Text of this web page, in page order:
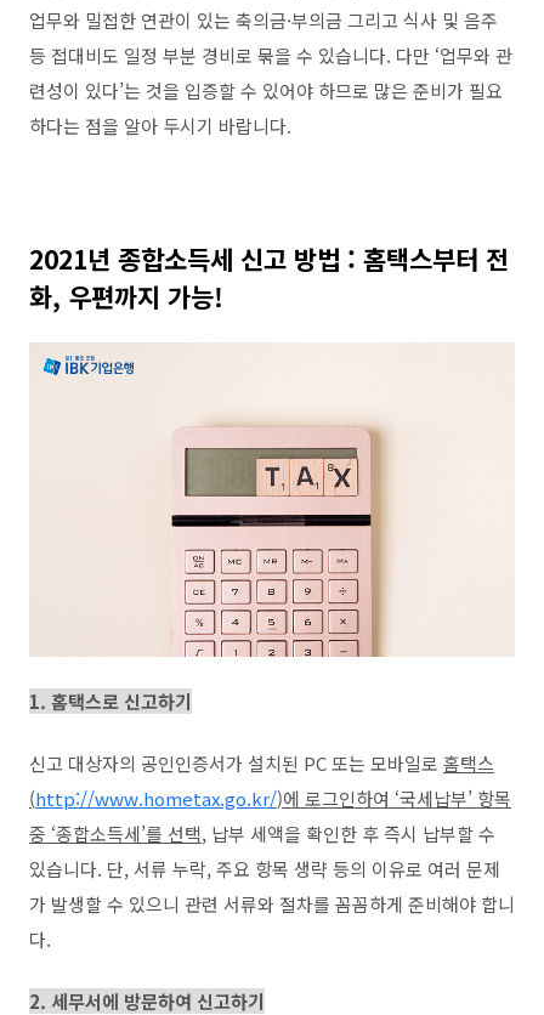
업무와 밀접한 연관이 있는 축의금·부의금 그리고 식사 및 음주
등 접대비도 일정 부분 경비로 묶을 수 있습니다. 다만 ‘업무와 관
련성이 있다’는 것을 입증할 수 있어야 하므로 많은 준비가 필요
하다는 점을 알아 두시기 바랍니다.
2021년 종합소득세 신고 방법 : 홈택스부터 전
화, 우편까지 가능!
1. 홈택스로 신고하기
신고 대상자의 공인인증서가 설치된 PC또는 모바일로 홈택스
(http://www.hometax.go.kr/)에 로그인하여 ‘국세납부’ 항목
중 ‘종합소득세’를 선택, 납부 세액을 확인한 후 즉시 납부할 수
있습니다. 단,서류 누락,주요 항목 생략 등의 이유로 여러 문제
가 발생할 수 있으니 관련 서류와 절차를 꼼꼼하게 준비해야 합니
다.
2. 세무서에 방문하여 신고하기